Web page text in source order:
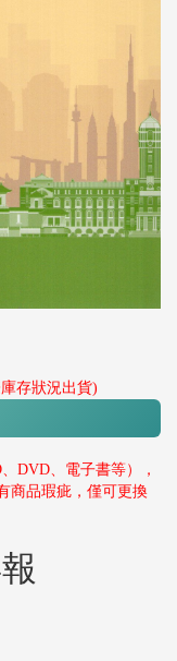
存狀況出貨)
DVD、電子書等），
商品瑕疵，僅可更換